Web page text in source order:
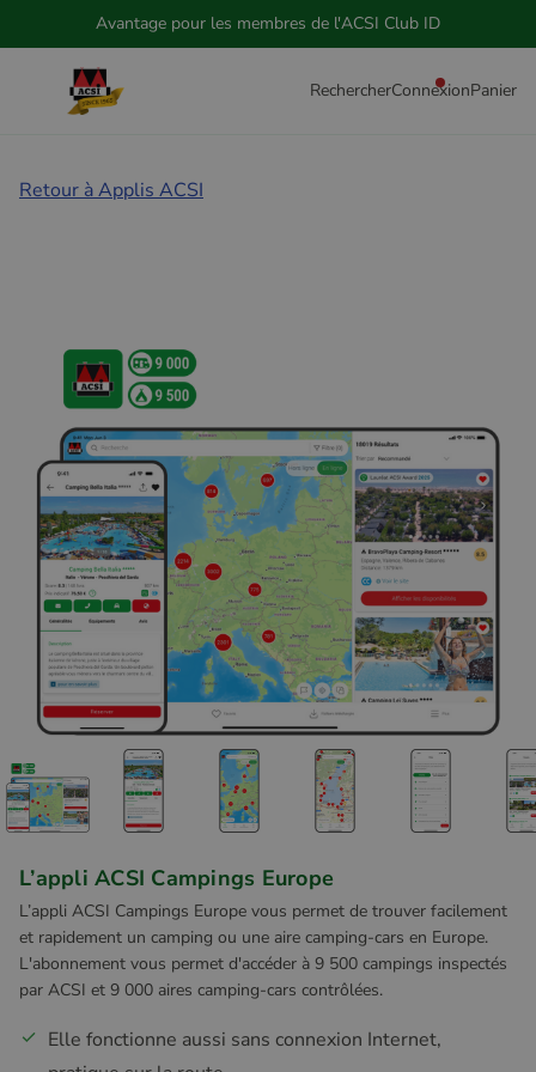
Avantage pour les membres de l'ACSI Club ID
RechercherConnexionPanier
Retour à Applis ACSI
L’appli ACSI Campings Europe
L’appli ACSI Campings Europe vous permet de trouver facilement
et rapidement un camping ou une aire camping-cars en Europe.
L'abonnement vous permet d'accéder à 9 500 campings inspectés
par ACSI et 9 000 aires camping-cars contrôlées.
Elle fonctionne aussi sans connexion Internet,